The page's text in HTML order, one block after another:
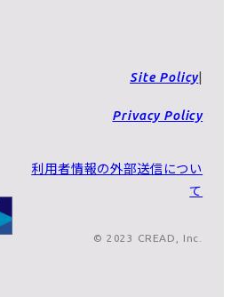
Site Policy
Privacy Policy
利用者情報の外部送信につい
て
© 2023 CREAD, Inc.